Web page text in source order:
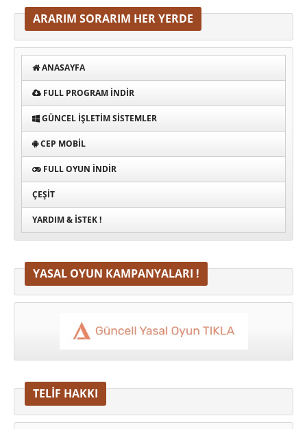
ARARIM SORARIM HER YERDE
ANASAYFA
FULL PROGRAM INDIR
GÜNCEL İŞLETIM SISTEMLER
CEP MOBIL
FULL OYUN İNDIR
ÇEŞIT
YARDIM & İSTEK !
YASAL OYUN KAMPANYALARI !
TELİF HAKKI